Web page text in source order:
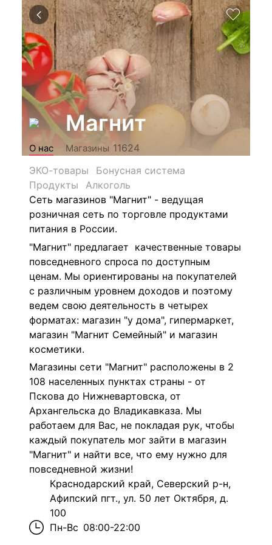
Магнит
О нас Магазины 11624
ЭКО-товары
Бонусная система
Продукты
Алкоголь
Сеть магазинов "Магнит" - ведущая
розничная сеть по торговле продуктами
питания в России.
"Магнит" предлагает качественные товары
повседневного спроса по доступным
ценам. Мы ориентированы на покупателей
с различным уровнем доходов и поэтому
ведем свою деятельность в четырех
форматах: магазин "у дома", гипермаркет,
магазин "Магнит Семейный" и магазин
косметики.
Магазины сети "Магнит" расположены в 2
108 населенных пунктах страны - от
Пскова до Нижневартовска, от
Архангельска до Владикавказа. Мы
работаем для Вас, не покладая рук, чтобы
каждый покупатель мог зайти в магазин
"Магнит" и найти все, что ему нужно для
повседневной жизни!
Краснодарский край, Северский р-н,
Афипский пгт., ул. 50 лет Октября, д.
100
Пн-Вс 08:00-22:00